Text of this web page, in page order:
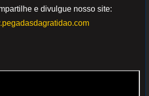
e divulgue nosso site: